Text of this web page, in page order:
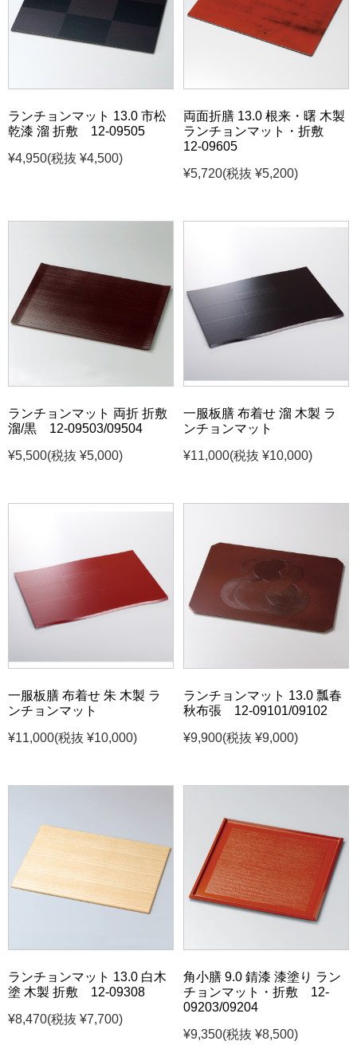
ランチョンマット 13.0 市松
乾漆 溜 折敷 12-09505
¥4,950(税抜 ¥4,500)
両面折膳 13.0 根来・曙 木製
ランチョンマット・折敷
12-09605
¥5,720(税抜 ¥5,200)
ランチョンマット 両折 折敷
溜/黒 12-09503/09504
¥5,500(税抜 ¥5,000)
一服板膳 布着せ 溜 木製 ラ
ンチョンマット
¥11,000(税抜 ¥10,000)
一服板膳 布着せ 朱 木製 ラ
ンチョンマット
¥11,000(税抜 ¥10,000)
ランチョンマット 13.0 瓢春
秋布張 12-09101/09102
¥9,900(税抜 ¥9,000)
ランチョンマット 13.0 白木
塗 木製 折敷 12-09308
¥8,470(税抜 ¥7,700)
角小膳 9.0 錆漆 漆塗り ラン
チョンマット・折敷 12-
09203/09204
¥9,350(税抜 ¥8,500)